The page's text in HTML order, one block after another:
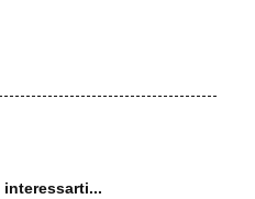
interessarti...